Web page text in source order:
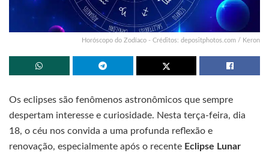
Horóscopo do Zodíaco - Créditos: depositphotos.com / Keron
Os eclipses são fenômenos astronômicos que sempre
despertam interesse e curiosidade. Nesta terça-feira, dia
18, o céu nos convida a uma profunda reflexão e
renovação, especialmente após o recente Eclipse Lunar